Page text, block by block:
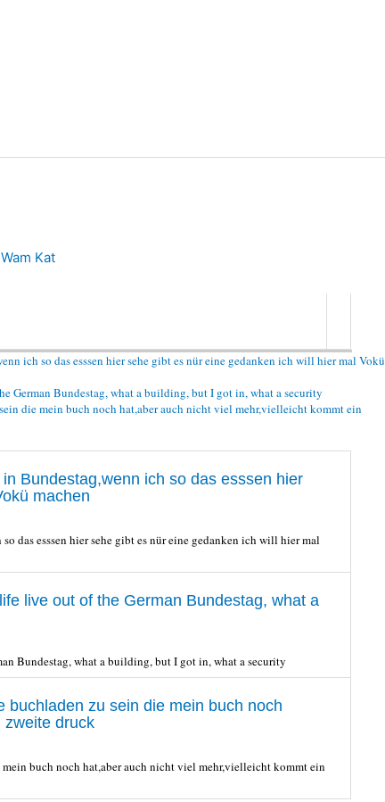
Wam Kat
ich so das esssen hier sehe gibt es nür eine gedanken ich will hier mal Vokü
German Bundestag, what a building, but I got in, what a security
die mein buch noch hat,aber auch nicht viel mehr,vielleicht kommt ein
Bundestag,wenn ich so das esssen hier
machen
das esssen hier sehe gibt es nür eine gedanken ich will hier mal
live out of the German Bundestag, what a
Bundestag, what a building, but I got in, what a security
zu sein die mein buch noch
zweite druck
buch noch hat,aber auch nicht viel mehr,vielleicht kommt ein